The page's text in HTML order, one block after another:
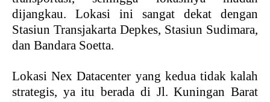
dijangkau. Lokasi ini sangat dekat dengan
Stasiun Transjakarta Depkes, Stasiun Sudimara,
dan Bandara Soetta.
Lokasi Nex Datacenter yang kedua tidak kalah
strategis, ya itu berada di Jl. Kuningan Barat